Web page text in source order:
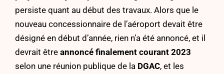
persiste quant au début des travaux. Alors que le
nouveau concessionnaire de l’aéroport devait être
désigné en début d’année, rien n’a été annoncé, et il
devrait être annoncé finalement courant 2023
selon une réunion publique de la DGAC, et les